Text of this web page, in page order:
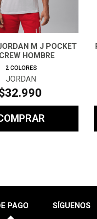
M J POCKET
HOMBRE
2 COLORES
JORDAN
32.990
PAGO SÍGUENOS